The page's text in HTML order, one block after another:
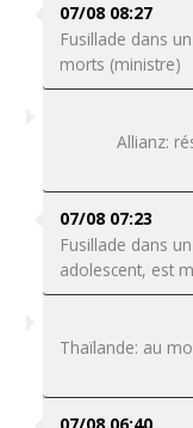
07/08 08:27
Fusillade dans
morts (ministre)
Allianz:
07/08 07:23
Fusillade dans
adolescent, est
Thaïlande: au